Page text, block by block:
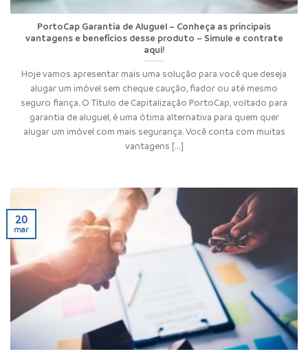
PortoCap Garantia de Aluguel – Conheça as principais
vantagens e benefícios desse produto – Simule e contrate
aqui!
Hoje vamos apresentar mais uma solução para você que deseja
alugar um imóvel sem cheque caução, fiador ou até mesmo
seguro fiança. O Título de Capitalização PortoCap, voltado para
garantia de aluguel, é uma ótima alternativa para quem quer
alugar um imóvel com mais segurança. Você conta com muitas
vantagens [...]
20
mar